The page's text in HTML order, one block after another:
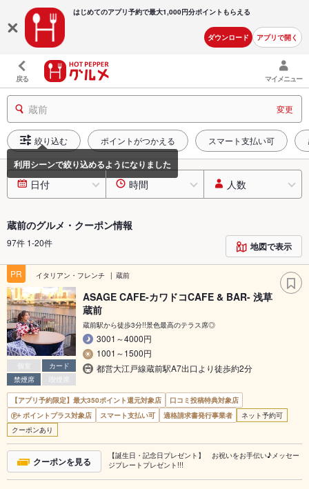
はじめてのアプリ予約で最大1,000円分ポイントもらえる
ダウンロード アプリで開く
戻る マイメニュー
蔵前 変更
絞り込む ポイントがつかえる スマート支払い可
日付 時間 人数
蔵前のグルメ・クーポン情報
97件 1-20件 地図で表示
PR イタリアン・フレンチ 蔵前
個室
カード
禁煙席
喫煙席
ASAGE CAFE-カワドコCAFE & BAR- 浅草
蔵前
蔵前駅から徒歩3分!!景色最高のテラス席◎
3001～4000円
1001～1500円
都営大江戸線蔵前駅A7出口より徒歩約2分
【アプリ予約限定】最大350ポイント還元対象店
口コミ投稿特典対象店
ポイントプラス対象店
スマート支払い可 適格請求書発行事業者
ネット予約可
クーポンあり
クーポンを見る
【誕生日・記念日プレゼント】 お祝いをお手伝い♪メッセー
ジプレートプレゼント!!!